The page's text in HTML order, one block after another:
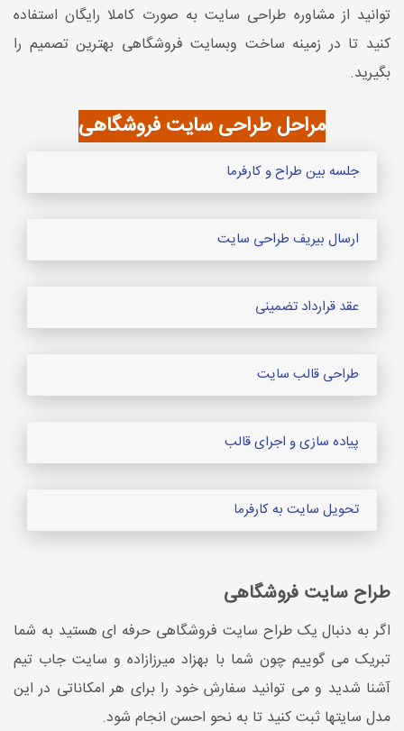
توانید از مشاوره طراحی سایت به صورت کاملا رایگان استفاده
کنید تا در زمینه ساخت وبسایت فروشگاهی بهترین تصمیم را
بگیرید.
مراحل طراحی سایت فروشگاهی
جلسه بین طراح و کارفرما
ارسال بیریف طراحی سایت
عقد قرارداد تضمینی
طراحی قالب سایت
پیاده سازی و اجرای قالب
تحویل سایت به کارفرما
طراح سایت فروشگاهی
اگر به دنبال یک طراح سایت فروشگاهی حرفه ای هستید به شما
تبریک می گوییم چون شما با بهزاد میرزازاده و سایت جاب تیم
آشنا شدید و می توانید سفارش خود را برای هر امکاناتی در این
مدل سایتها ثبت کنید تا به نحو احسن انجام شود.